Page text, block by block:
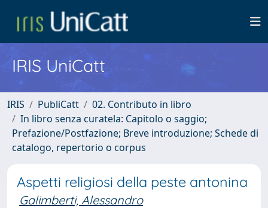
IRIS UniCatt
IRIS PubliCatt
02. Contributo in libro
In libro senza curatela: Capitolo o saggio;
Prefazione/Postfazione; Breve introduzione; Schede di
catalogo, repertorio o corpus
Aspetti religiosi della peste antonina
Galimberti, Alessandro